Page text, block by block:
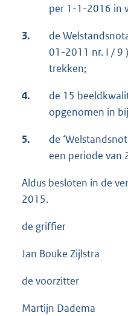
per 1-1-2016 in
3.
de
01-2011 nr. I / 9
trekken;
4.
de 15
opgenomen in
5.
de
een periode van
Aldus besloten in de
2015.
de griffier
Jan Bouke Zijlstra
de voorzitter
Martijn Dadema